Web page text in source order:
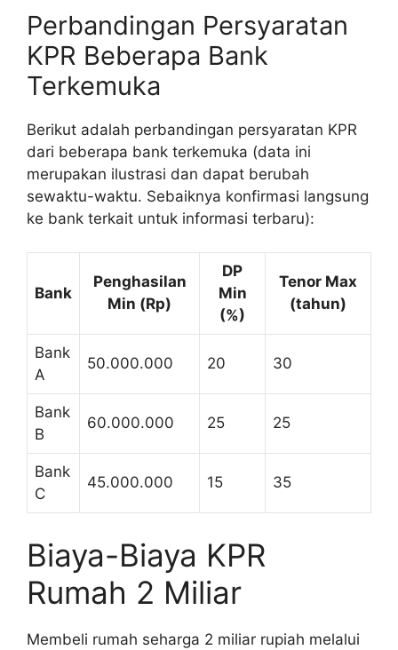
Perbandingan Persyaratan
KPR Beberapa Bank
Terkemuka
Berikut adalah perbandingan persyaratan KPR
dari beberapa bank terkemuka (data ini
merupakan ilustrasi dan dapat berubah
sewaktu-waktu. Sebaiknya konfirmasi langsung
ke bank terkait untuk informasi terbaru):
Bank
Penghasilan
Min (Rp)
DP
Min
(%)
Tenor Max
(tahun)
Bank
A
50.000.000 20 30
Bank
B
60.000.000 25 25
Bank
C
45.000.000 15 35
Biaya-Biaya KPR
Rumah 2 Miliar
Membeli rumah seharga 2 miliar rupiah melalui